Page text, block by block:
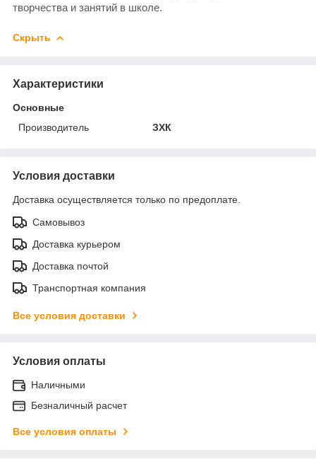
творчества и занятий в школе.
Скрыть
Характеристики
Основные
Производитель
ЗХК
Условия доставки
Доставка осуществляется только по предоплате.
Самовывоз
Доставка курьером
Доставка почтой
Транспортная компания
Все условия доставки
Условия оплаты
Наличными
Безналичный расчет
Все условия оплаты